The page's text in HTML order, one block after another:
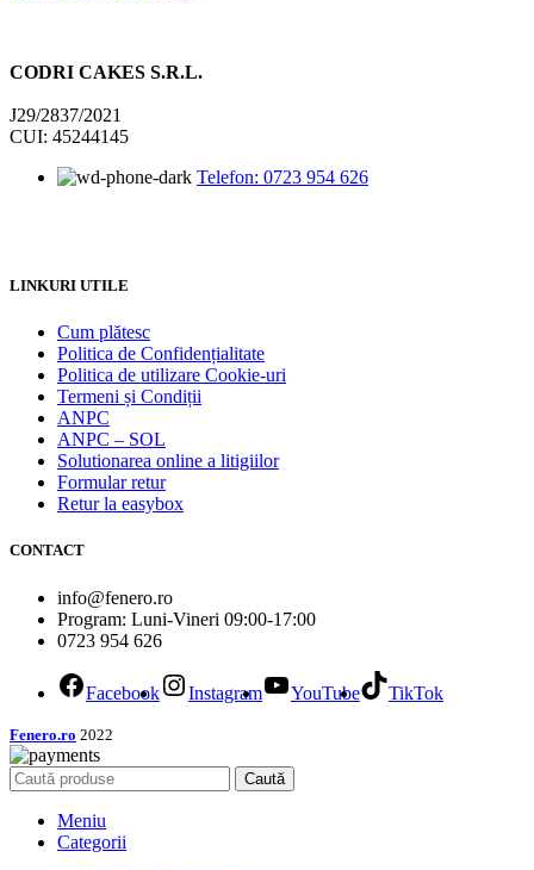
CODRI CAKES S.R.L.
J29/2837/2021
CUI: 45244145
Telefon: 0723 954 626
LINKURI UTILE
Cum plătesc
Politica de Confidențialitate
Politica de utilizare Cookie-uri
Termeni și Condiții
ANPC
ANPC – SOL
Solutionarea online a litigiilor
Formular retur
Retur la easybox
CONTACT
info@fenero.ro
Program: Luni-Vineri 09:00-17:00
0723 954 626
Facebook Instagram YouTube TikTok
Fenero.ro 2022
Caută
Meniu
Categorii